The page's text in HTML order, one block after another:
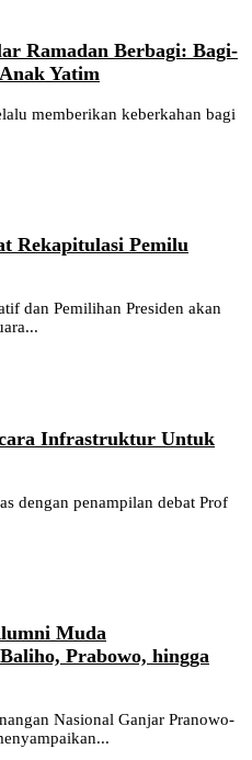
Ramadan Berbagi: Bagi-
Yatim
memberikan keberkahan bagi
Rekapitulasi Pemilu
dan Pemilihan Presiden akan
Infrastruktur Untuk
dengan penampilan debat Prof
Muda
Prabowo, hingga
Nasional Ganjar Pranowo-